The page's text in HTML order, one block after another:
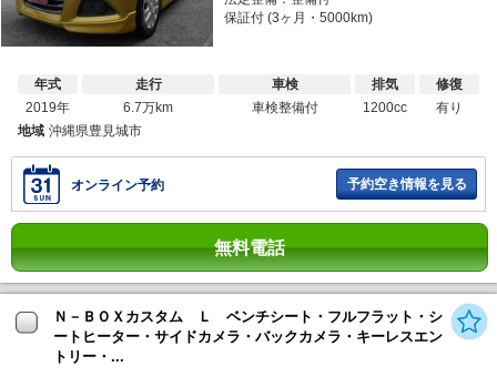
保証付 (3ヶ月・5000km)
年式
2019年
走行
6.7万km
車検
車検整備付
排気
1200cc
修復
有り
地域 沖縄県豊見城市
オンライン予約 予約空き情報を見る
無料電話
Ｎ－ＢＯＸカスタム Ｌ ベンチシート・フルフラット・シ
ートヒーター・サイドカメラ・バックカメラ・キーレスエン
トリー・...